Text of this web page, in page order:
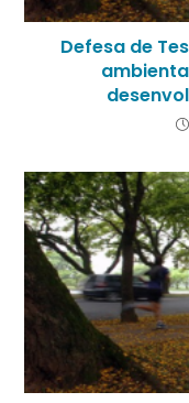
Defesa de